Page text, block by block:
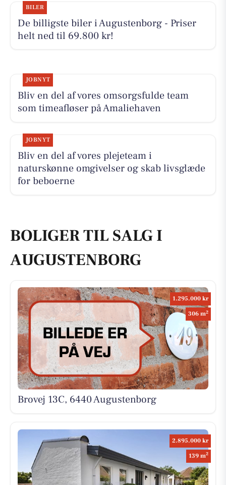
BILER
De billigste biler i Augustenborg - Priser
helt ned til 69.800 kr!
JOBNYT
Bliv en del af vores omsorgsfulde team
som timeafløser på Amaliehaven
JOBNYT
Bliv en del af vores plejeteam i
naturskønne omgivelser og skab livsglæde
for beboerne
BOLIGER TIL SALG I
AUGUSTENBORG
1.295.000 kr
306 m2
Brovej 13C, 6440 Augustenborg
2.895.000 kr
139 m2